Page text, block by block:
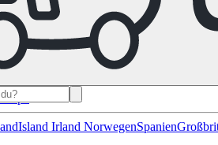
London Schottland Alle
RatgeberReisemagazinFAQ Geschenk
Island Irland NorwegenSpanien